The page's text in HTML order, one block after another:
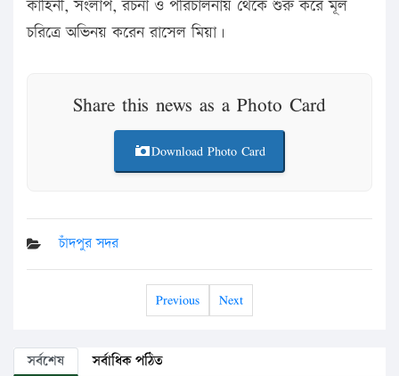
কাহিনী, সংলাপ, রচনা ও পরিচালনায় থেকে শুরু করে মূল
চরিত্রে অভিনয় করেন রাসেল মিয়া।
Share this news as a Photo Card
Download Photo Card
চাঁদপুর সদর
Previous Next
সর্বশেষ সর্বাধিক পঠিত